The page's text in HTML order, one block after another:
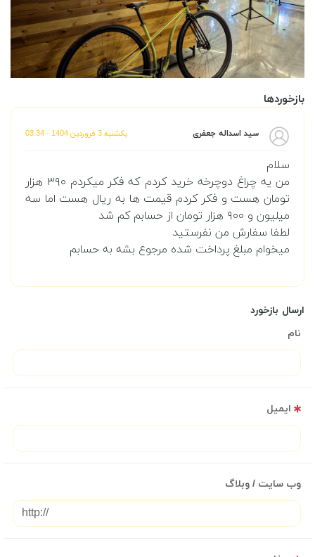
بازخوردها
سید اسداله جعفری یکشنبه 3 فروردین 1404 - 03:34
سلام
من یه چراغ دوچرخه خرید کردم که فکر میکردم ۳۹۰‌ هزار
تومان هست و فکر کردم قیمت ها به ریال هست اما سه
میلیون و ۹۰۰ هزار تومان از حسابم کم شد
لطفا سفارش من نفرستید
میخوام مبلغ پرداخت شده مرجوع بشه به حسابم
ارسال بازخورد
نام
ایمیل
وب سایت / وبلاگ